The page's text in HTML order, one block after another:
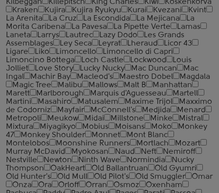
Kilbeggan
Killepitsch King Charles Kiwi
Koskenkorva
Kraken
Kujira Kujira Ryukyu Kurai Kvezani
Kvint
La Arenita
La Cruz La Escondida La Mejicana
La
Morita Caribena
La Pavesa La Pipette Verte
Lamas
Laneta
Larrys Lautrec Lazy Dodo
Les Grands
Assemblages
Ley Seca Leyrat Lheraud
Licor 43
Ligare
Liko Limoncello
Limoncello di Capri
Limoncino Bottega
Loch Castle Lockwood
Louis
Jolliet
Love Story Lucky Nucky Mac Duncan
Mac
Ingal
Machir Bay Macleod's Maestro Dobel
Magdala
Magic Tree
Malibu Mallows Malt B
Manhattan
Marett
Marlborough Marquis d'Aguesseau
Martell
Martini
Masahiro Matusalem Maxime Trijol
Maxximo
de Codorniz
Mayfair McConnell's Medjida
Menard
Metropoli
Meukow Midai Millstone Minke
Mistral
Mixtura
Miyagikyo Mobius Moisans Moko
Monkey
47
Monkey Shoulder Monnet
Mont Blanc
Montelobos
Moonshine Runners Mortlach
Mozart
Murray McDavid
Myokosan Naud Neft
Nemiroff
Nestville
Newton Ninth Wave Normindia
Nucky
Thompson
OakHeart Old Ballantruan
Old Gyumri
Old Hunter's
Old Mull Old Pilot's Old Smuggler
Omar
Onza
Ora Orloff Orran Osmoz
Oxenham